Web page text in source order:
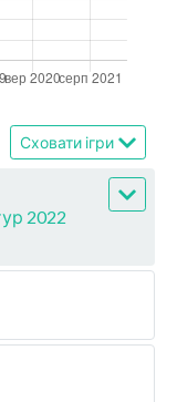
Сховати ігри
2022